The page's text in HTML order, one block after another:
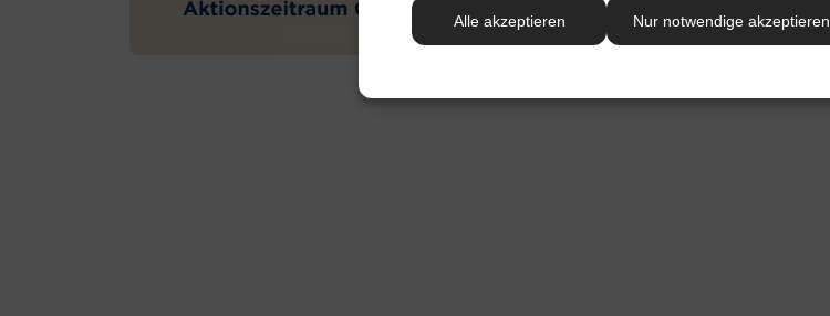
Alle akzeptieren Nur notwendige akzeptieren